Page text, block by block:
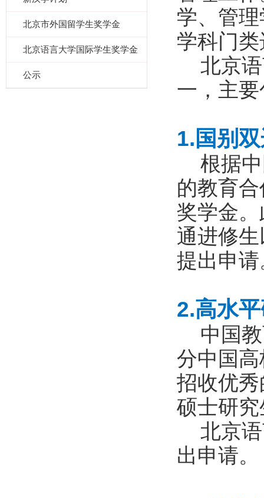
北京市外国留学生奖学金
北京语言大学国际学生奖学金
公示
学、管
学科门
北京语
一，主
1. 国别
根据中
的教育
奖学金
通进修
提出申请
2.高水
中国教
分中国
招收优
硕士研
北京语
出申请。